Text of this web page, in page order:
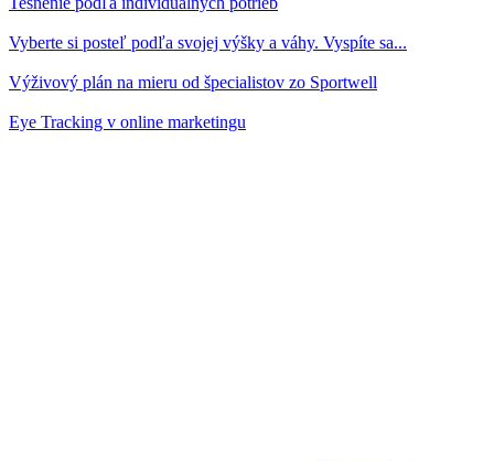
Vyberte si posteľ podľa svojej výšky a váhy. Vyspíte sa...
Výživový plán na mieru od špecialistov zo Sportwell
Eye Tracking v online marketingu